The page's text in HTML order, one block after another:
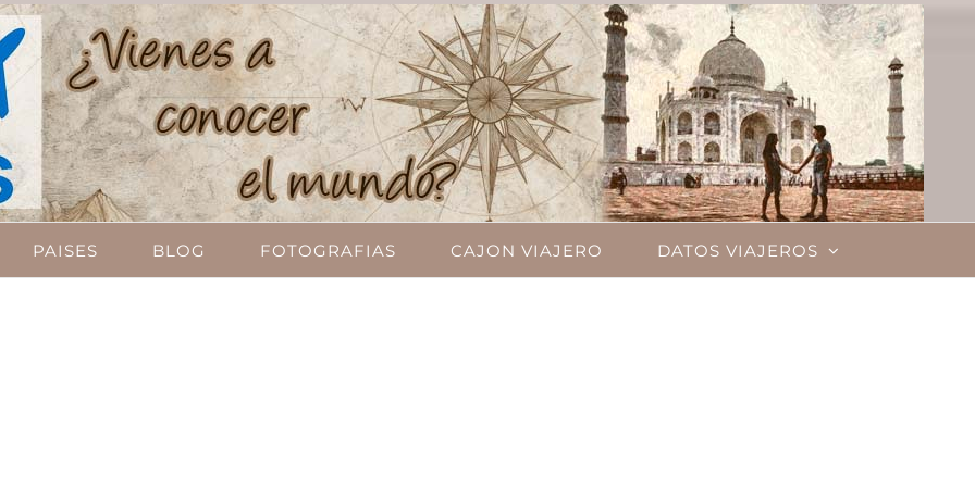
PAISES BLOG FOTOGRAFIAS CAJON VIAJERO DATOS VIAJEROS